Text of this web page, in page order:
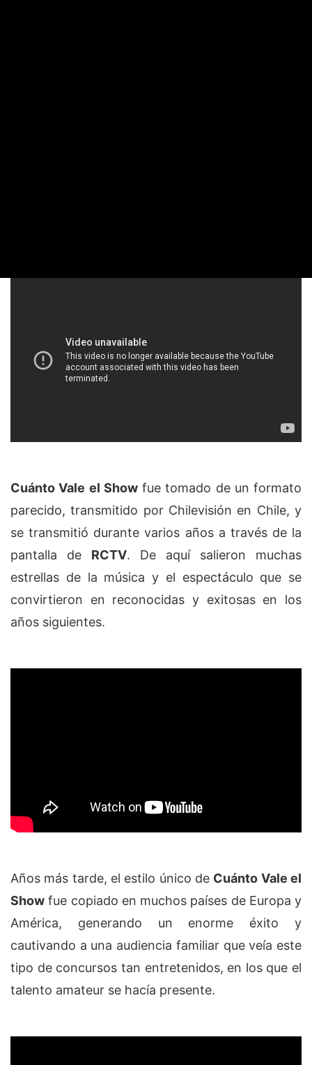
Cuánto Vale el Showfue tomado de un formato
parecido, transmitido por Chilevisión en Chile, y
se transmitió durante varios años a través de la
pantalla de RCTV. De aquí salieron muchas
estrellas de la música y el espectáculo que se
convirtieron en reconocidas y exitosas en los
años siguientes.
Años más tarde, el estilo único de Cuánto Vale el
Show fue copiado en muchos países de Europa y
América, generando un enorme éxito y
cautivando a una audiencia familiar que veía este
tipo de concursos tan entretenidos, en los que el
talento amateur se hacía presente.